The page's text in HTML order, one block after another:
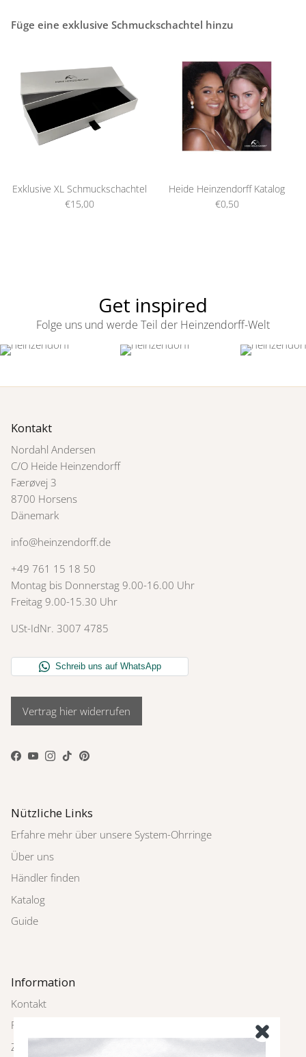
Füge eine exklusive Schmuckschachtel hinzu
Exklusive XL Schmuckschachtel
€15,00
Heide Heinzendorff Katalog
€0,50
Get inspired
Folge uns und werde Teil der Heinzendorff-Welt
Kontakt
Nordahl Andersen
C/O Heide Heinzendorff
Færøvej 3
8700 Horsens
Dänemark
info@heinzendorff.de
+49 761 15 18 50
Montag bis Donnerstag 9.00-16.00 Uhr
Freitag 9.00-15.30 Uhr
USt-IdNr. 3007 4785
Vertrag hier widerrufen
Facebook
YouTube
Instagram
TikTokPinterest
Nützliche Links
Erfahre mehr über unsere System-Ohrringe
Über uns
Händler finden
Katalog
Guide
Information
Kontakt
Rückgabe
Zahlung und Versand